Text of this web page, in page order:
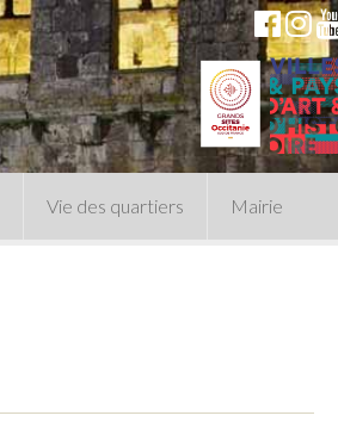
Vie des quartiers Mairie